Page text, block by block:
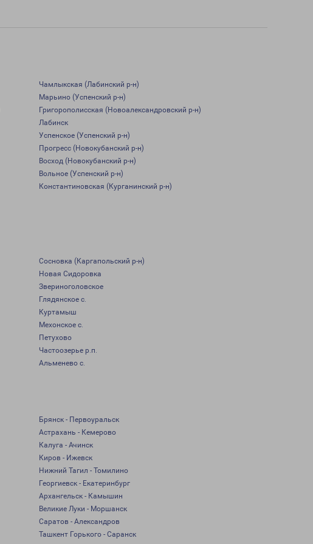
Чамлыкская (Лабинский р-н)
Марьино (Успенский р-н)
Григорополисская (Новоалександровский р-н)
Лабинск
Успенское (Успенский р-н)
Прогресс (Новокубанский р-н)
Восход (Новокубанский р-н)
Вольное (Успенский р-н)
Константиновская (Курганинский р-н)
Сосновка (Каргапольский р-н)
Новая Сидоровка
Звериноголовское
Глядянское с.
Куртамыш
Мехонское с.
Петухово
Частоозерье р.п.
Альменево с.
Брянск - Первоуральск
Астрахань - Кемерово
Калуга - Ачинск
Киров - Ижевск
Нижний Тагил - Томилино
Георгиевск - Екатеринбург
Архангельск - Камышин
Великие Луки - Моршанск
Саратов - Александров
Ташкент Горького - Саранск